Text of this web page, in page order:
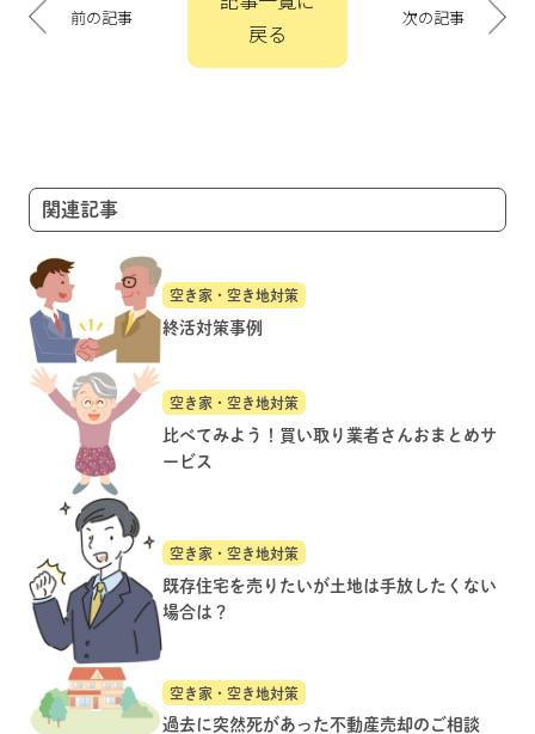
稿
ナ
ョ
ン
前の記事
戻る
次の記事
関連記事
空き家・空き地対策
終活対策事例
空き家・空き地対策
比べてみよう！買い取り業者さんおまとめサ
ービス
空き家・空き地対策
既存住宅を売りたいが土地は手放したくない
場合は？
空き家・空き地対策
過去に突然死があった不動産売却のご相談